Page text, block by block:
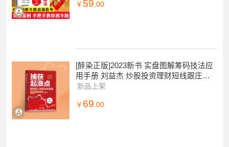
￥ 59 .00
[醉染正版]2023新书 实盘图解筹码技法应
用手册 刘益杰 炒股投资理财短线跟庄实
战技法短线交易大师短线书籍 炒股新手入
新品上架
￥ 69 .00